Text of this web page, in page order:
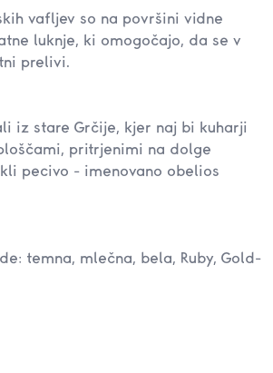
vafljev so na površini vidne
luknje, ki omogočajo, da se v
prelivi.
iz stare Grčije, kjer naj bi kuharji
pritrjenimi na dolge
pecivo - imenovano obelios
temna, mlečna, bela, Ruby, Gold-